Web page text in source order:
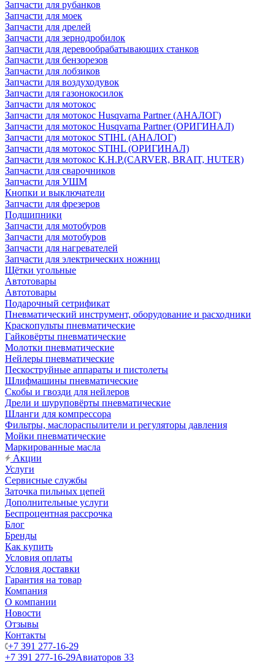
Запчасти для рубанков
Запчасти для моек
Запчасти для дрелей
Запчасти для зернодробилок
Запчасти для деревообрабатывающих станков
Запчасти для бензорезов
Запчасти для лобзиков
Запчасти для воздуходувок
Запчасти для газонокосилок
Запчасти для мотокос
Запчасти для мотокос Husqvarna Partner (АНАЛОГ)
Запчасти для мотокос Husqvarna Partner (ОРИГИНАЛ)
Запчасти для мотокос STIHL (АНАЛОГ)
Запчасти для мотокос STIHL (ОРИГИНАЛ)
Запчасти для мотокос К.Н.Р.(CARVER, BRAIT, HUTER)
Запчасти для сварочников
Запчасти для УШМ
Кнопки и выключатели
Запчасти для фрезеров
Подшипники
Запчасти для мотобуров
Запчасти для мотобуров
Запчасти для нагревателей
Запчасти для электрических ножниц
Щётки угольные
Автотовары
Автотовары
Подарочный сетрификат
Пневматический инструмент, оборудование и расходники
Краскопульты пневматические
Гайковёрты пневматические
Молотки пневматические
Нейлеры пневматические
Пескоструйные аппараты и пистолеты
Шлифмашины пневматические
Скобы и гвозди для нейлеров
Дрели и шуруповёрты пневматические
Шланги для компрессора
Фильтры, маслораспылители и регуляторы давления
Мойки пневматические
Маркированные масла
Акции
Услуги
Сервисные службы
Заточка пильных цепей
Дополнительные услуги
Беспроцентная рассрочка
Блог
Бренды
Как купить
Условия оплаты
Условия доставки
Гарантия на товар
Компания
О компании
Новости
Отзывы
Контакты
+7 391 277-16-29
+7 391 277-16-29Авиаторов 33